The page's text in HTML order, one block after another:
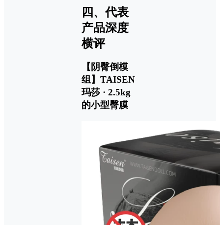
四、代表
产品深度
横评
【阴臀倒模
组】TAISEN
玛莎 · 2.5kg
的小型臀膜